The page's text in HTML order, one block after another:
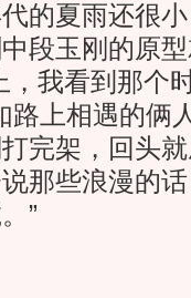
夏雨还很小
段玉刚的原
，我看到那个
路上相遇的俩
完架，回头
那些浪漫的
”